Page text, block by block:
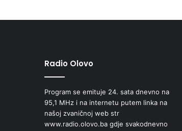
Radio Olovo
Program se emituje 24. sata dnevno na
95,1 MHz i na internetu putem linka na
našoj zvaničnoj web str
www.radio.olovo.ba gdje svakodnevno